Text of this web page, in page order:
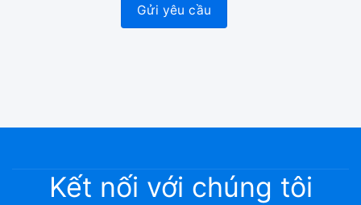
Kết nối với chúng tôi